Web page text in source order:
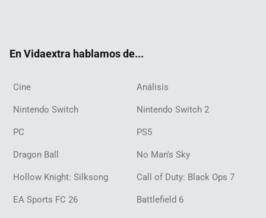
En Vidaextra hablamos de...
Cine Análisis
Nintendo Switch Nintendo Switch 2
PC PS5
Dragon Ball No Man's Sky
Hollow Knight: Silksong Call of Duty: Black Ops 7
EA Sports FC 26 Battlefield 6